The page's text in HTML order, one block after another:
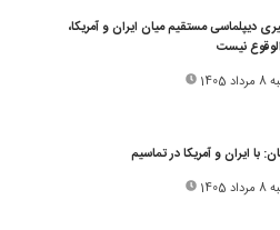
دیپلماسی مستقیم میان ایران و آمریکا،
نیست
با ایران و آمریکا در تماسیم